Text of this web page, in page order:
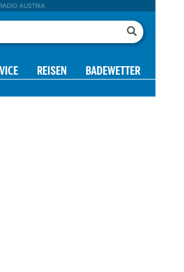
RADIO AUSTRIA
REISEN BADEWETTER